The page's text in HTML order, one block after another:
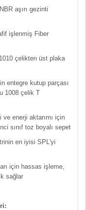
aşırı gezinti
işlenmiş Fiber
çelikten üst plaka
entegre kutup parçası
1008 çelik T
enerji aktarımı için
sınıf toz boyalı sepet
en iyisi SPL'yi
için hassas işleme,
sağlar